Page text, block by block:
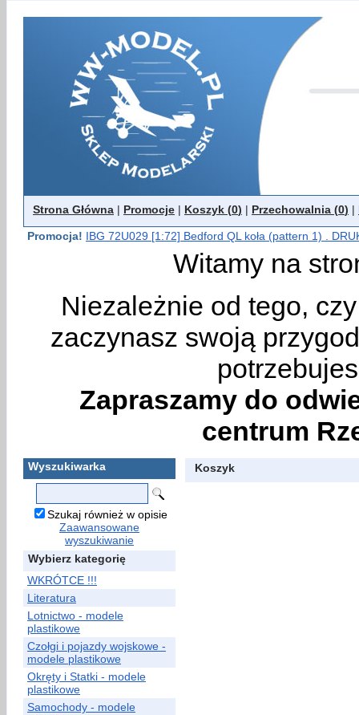
Strona Główna | Promocje | Koszyk (0) | Przechowalnia (0) |
Promocja! IBG 72U029 [1:72] Bedford QL koła (pattern 1) .
Witamy na
Niezależnie od tego,
zaczynasz swoją
Zapraszamy do
centrum
Wyszukiwarka
Szukaj również w opisie
Zaawansowane
wyszukiwanie
Wybierz kategorię
WKRÓTCE !!!
Literatura
Lotnictwo - modele
plastikowe
Czołgi i pojazdy wojskowe -
modele plastikowe
Okręty i Statki - modele
plastikowe
Samochody - modele
Koszyk